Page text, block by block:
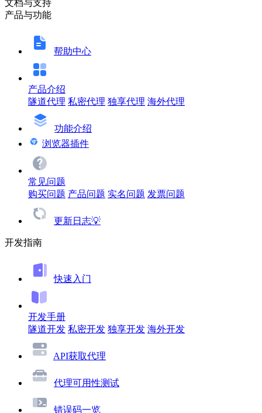
文档与支持
产品与功能
帮助中心
产品介绍
隧道代理 私密代理 独享代理 海外代理
功能介绍
浏览器插件
常见问题
购买问题 产品问题 实名问题 发票问题
更新日志💡
开发指南
快速入门
开发手册
隧道开发 私密开发 独享开发 海外开发
API获取代理
代理可用性测试
错误码一览